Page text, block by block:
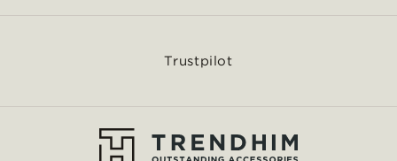
Trustpilot